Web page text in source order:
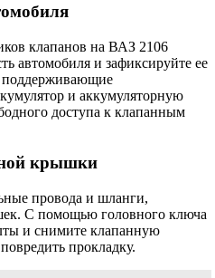
клапанов на ВАЗ 2106
автомобиля и зафиксируйте ее
поддерживающие
и аккумуляторную
доступа к клапанным
крышки
провода и шланги,
С помощью головного ключа
и снимите клапанную
прокладку.